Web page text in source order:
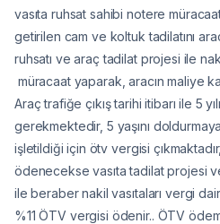
vasıta ruhsat sahibi notere
getirilen cam ve koltuk tadilatını
ruhsatı ve araç tadilat projesi ile
müracaat yaparak, aracın maliye
Araç trafiğe çıkış tarihi itibarı ile 5
gerekmektedir, 5 yaşını
işletildiği için ötv vergisi
ödenecekse vasıta tadilat projesi
ile beraber nakil vasıtaları vergi
%11 ÖTV vergisi ödenir.. ÖTV